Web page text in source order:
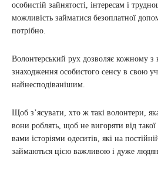
особистій зайнятості, інтересам і
можливість займатися безоплатної
потрібно.
Волонтерський рух дозволяє кожному з
знаходження особистого сенсу в свою
найнесподіванішим.
Щоб з’ясувати, хто ж такі волонтери,
вони роблять, щоб не вигоряти від
вами історіями одеситів, які на
займаються цією важливою і дуже